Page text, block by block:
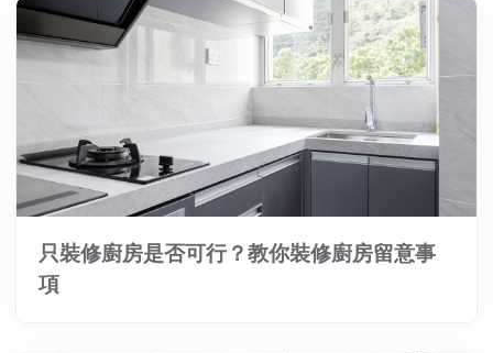
只裝修廚房是否可行？教你裝修廚房留意事
項